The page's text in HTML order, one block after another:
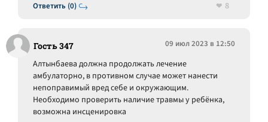
Ответить (0) 8
Гость 347 09 июл 2023 в 12:50
Алтынбаева должна продолжать лечение
амбулаторно, в противном случае может нанести
непоправимый вред себе и окружающим.
Необходимо проверить наличие травмы у ребёнка,
возможна инсценировка